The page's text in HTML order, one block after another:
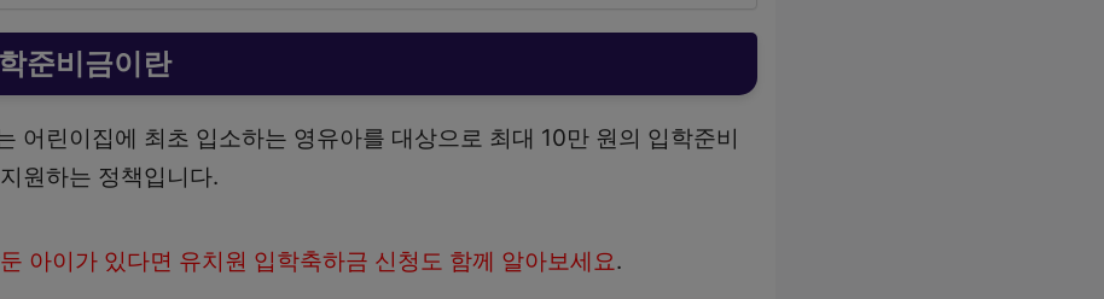
준비금이란
어린이집에 최초 입소하는 영유아를 대상으로 최대 10만 원의 입학준비
원하는 정책입니다.
아이가 있다면 유치원 입학축하금 신청도 함께 알아보세요.